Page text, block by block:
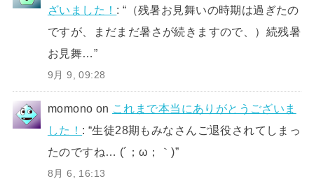
ざいました！ : “ （残暑お見舞いの時期は過ぎたの
ですが、まだまだ暑さが続きますので、）続残暑
お見舞…”
9月 9, 09:28
momono on これまで本当にありがとうございま
した！ : “生徒28期もみなさんご退役されてしまっ
たのですね… (´；ω；｀)”
8月 6, 16:13